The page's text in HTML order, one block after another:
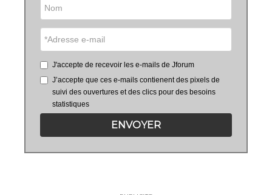
J'accepte de recevoir les e-mails de Jforum
J’accepte que ces e-mails contienent des pixels de
suivi des ouvertures et des clics pour des besoins
statistiques
ENVOYER